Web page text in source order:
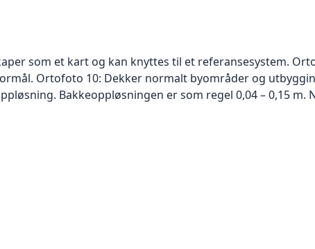
som et kart og kan knyttes til et referansesystem.
Ortofoto 10: Dekker normalt byområder og
Bakkeoppløsningen er som regel 0,04 – 0,15 m.